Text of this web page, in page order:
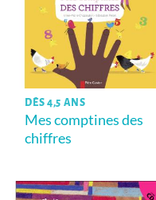
DÈS 4,5 ANS
Mes comptines des
chiffres